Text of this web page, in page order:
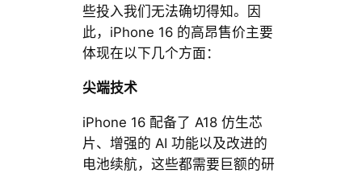
些投入我们无法确切得知。因
此，iPhone 16 的高昂售价主要
体现在以下几个方面：
尖端技术
iPhone 16 配备了 A18 仿生芯
片、增强的 AI 功能以及改进的
电池续航，这些都需要巨额的研